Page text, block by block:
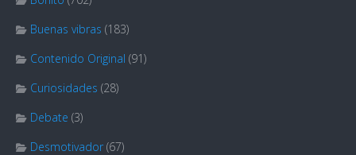
Buenas vibras (183)
Contenido Original (91)
Curiosidades (28)
Debate (3)
Desmotivador (67)